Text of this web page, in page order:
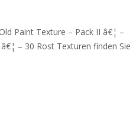
Paint Texture – Pack II â€¦ –
– 30 Rost Texturen finden Sie